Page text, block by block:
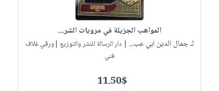
المواهب الجزيلة في مرويات الشر...
لـ جمال الدين ابي عب... | دار الرسالة للنشر والتوزيع |ورقي غلاف
فني
11.50$